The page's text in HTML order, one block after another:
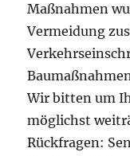
Maßnahmen
Vermeidung
Wir bitten um
möglichst
Rückfragen: